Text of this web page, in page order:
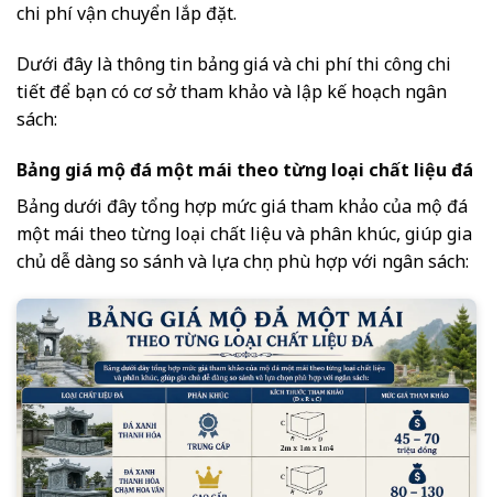
chi phí vận chuyển lắp đặt.
Dưới đây là thông tin bảng giá và chi phí thi công chi
tiết để bạn có cơ sở tham khảo và lập kế hoạch ngân
sách:
Bảng giá mộ đá một mái theo từng loại chất liệu đá
Bảng dưới đây tổng hợp mức giá tham khảo của mộ đá
một mái theo từng loại chất liệu và phân khúc, giúp gia
chủ dễ dàng so sánh và lựa chọn phù hợp với ngân sách: